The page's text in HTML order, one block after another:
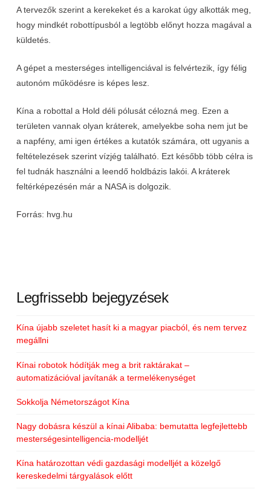
A tervezők szerint a kerekeket és a karokat úgy alkották meg,
hogy mindkét robottípusból a legtöbb előnyt hozza magával a
küldetés.
A gépet a mesterséges intelligenciával is felvértezik, így félig
autonóm működésre is képes lesz.
Kína a robottal a Hold déli pólusát célozná meg. Ezen a
területen vannak olyan kráterek, amelyekbe soha nem jut be
a napfény, ami igen értékes a kutatók számára, ott ugyanis a
feltételezések szerint vízjég található. Ezt később több célra is
fel tudnák használni a leendő holdbázis lakói. A kráterek
feltérképezésén már a NASA is dolgozik.
Forrás: hvg.hu
Legfrissebb bejegyzések
Kína újabb szeletet hasít ki a magyar piacból, és nem tervez
megállni
Kínai robotok hódítják meg a brit raktárakat –
automatizációval javítanák a termelékenységet
Sokkolja Németországot Kína
Nagy dobásra készül a kínai Alibaba: bemutatta legfejlettebb
mesterségesintelligencia-modelljét
Kína határozottan védi gazdasági modelljét a közelgő
kereskedelmi tárgyalások előtt